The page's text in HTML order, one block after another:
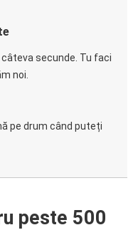
câteva secunde. Tu faci
noi.
pe drum când puteți
peste 500